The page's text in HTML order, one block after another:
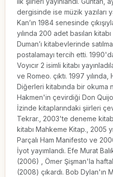
dergisinde ise müzik yazıları
Kan’ın 1984 senesinde
yılında 200 adet basılan
Duman’ı kitabevlerinde
postalamayı tercih etti.
Voyıcır 2 isimli kitabı
ve Romeo. çıktı. 1997
Diğerleri kitabında bir okuma
Hakmen'in çevirdiği Don
İzinde kitaplarındaki şiirleri
Tekrar., 2003'te deneme
kitabı Mahkeme Kitap., 2005
Parçalı Ham Manifesto ve
İyot yayımlandı. Efe Murat
(2006) , Ömer Şişman'la
(2008) çıkardı. Bob Dylan'ın